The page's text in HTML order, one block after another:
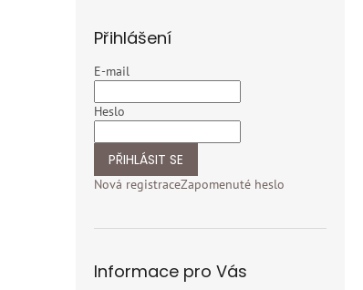
Přihlášení
E-mail
Heslo
PŘIHLÁSIT SE
Nová registraceZapomenuté heslo
Informace pro Vás